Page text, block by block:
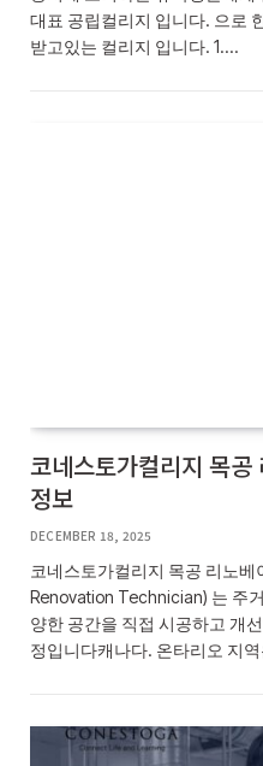
대표 공립컬리지 입니다. 으로
받고있는 컬리지 입니다. 1.…
코네스토가컬리지 목
정보
DECEMBER 18, 2025
코네스토가컬리지 목공 리노
Renovation Technician) 는 주
양한 공간을 직접 시공하고 개
정입니다캐나다. 온타리오 지